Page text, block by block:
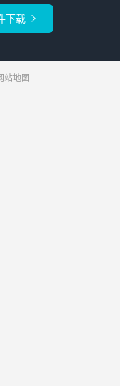
下载 
站地图